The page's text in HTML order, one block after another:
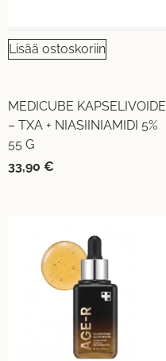
Lisää ostoskoriin
MEDICUBE KAPSELIVOIDE
– TXA + NIASIINIAMIDI 5%
55 G
33,90 €